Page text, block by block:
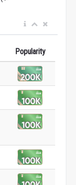
Popularity